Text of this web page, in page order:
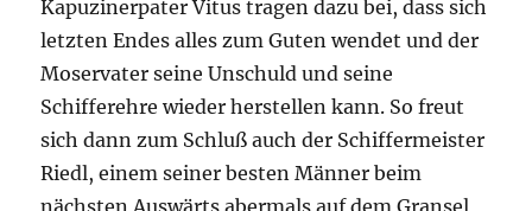
Kapuzinerpater Vitus tragen dazu bei, dass sich
letzten Endes alles zum Guten wendet und der
Moservater seine Unschuld und seine
Schifferehre wieder herstellen kann. So freut
sich dann zum Schluß auch der Schiffermeister
Riedl, einem seiner besten Männer beim